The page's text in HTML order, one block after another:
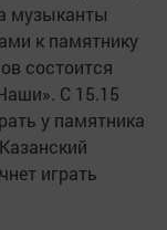
музыканты
к памятнику
состоится
С 15.15
у памятника
играть